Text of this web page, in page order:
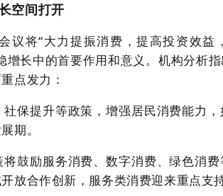
空间打开
议将“大力提振消费，提高投资效益
增长中的首要作用和意义。机构分析
点发力：
保提升等政策，增强居民消费能力
期。
鼓励服务消费、数字消费、绿色消
放合作创新，服务类消费迎来重点支持